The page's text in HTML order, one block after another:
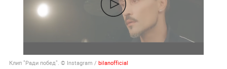
Клип "Ради побед". © Instagram / bilanofficial